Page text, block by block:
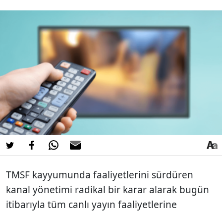
TMSF kayyumunda faaliyetlerini sürdüren
kanal yönetimi radikal bir karar alarak bugün
itibarıyla tüm canlı yayın faaliyetlerine